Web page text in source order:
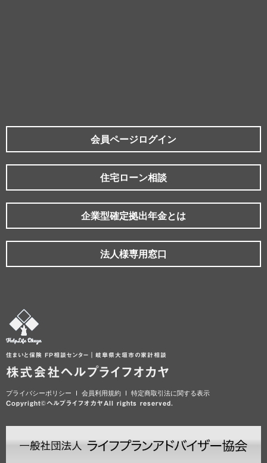
会員ページログイン
住宅ローン相談
企業型確定拠出年金とは
法人様専用窓口
住まいと保険 FP相談センター｜岐阜県大垣市の家計相談
株式会社ヘルプライフオカヤ
プライバシーポリシー 会員利用規約 特定商取引法に関する表示
Copyright©ヘルプライフオカヤAll rights reserved.